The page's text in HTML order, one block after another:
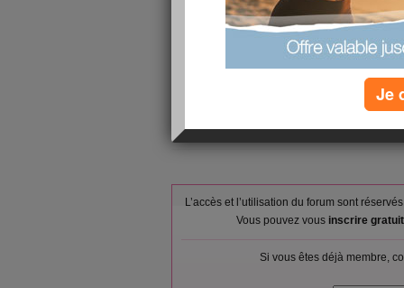
L’accès et l’utilisation du forum sont
Vous pouvez vous inscrire
Si vous êtes déjà membre,
Je